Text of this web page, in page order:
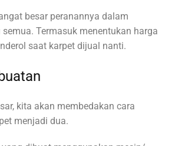
besar peranannya dalam
Termasuk menentukan harga
saat karpet dijual nanti.
kita akan membedakan cara
menjadi dua.